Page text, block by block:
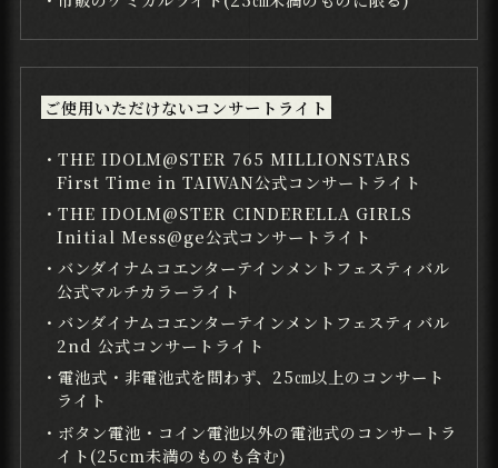
ご使用いただけないコンサートライト
・THE IDOLM@STER 765 MILLIONSTARS
First Time in TAIWAN公式コンサートライト
・THE IDOLM@STER CINDERELLA GIRLS
Initial Mess@ge公式コンサートライト
・バンダイナムコエンターテインメントフェスティバル
公式マルチカラーライト
・バンダイナムコエンターテインメントフェスティバル
2nd 公式コンサートライト
・電池式・非電池式を問わず、25㎝以上のコンサート
ライト
・ボタン電池・コイン電池以外の電池式のコンサートラ
イト(25cm未満のものも含む)